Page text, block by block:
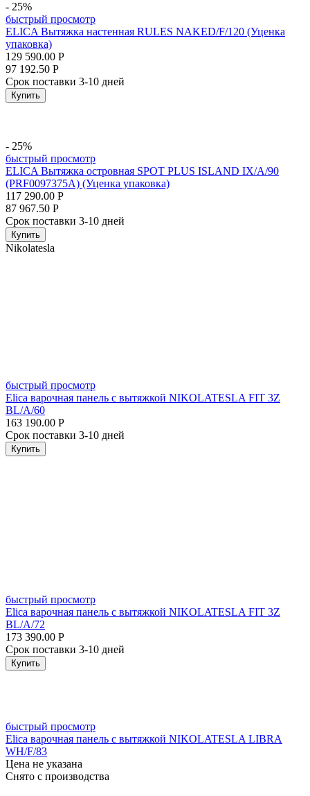
- 25%
быстрый просмотр
ELICA Вытяжка настенная RULES NAKED/F/120 (Уценка
упаковка)
129 590.00 Р
97 192.50 Р
Срок поставки 3-10 дней
Купить
- 25%
быстрый просмотр
ELICA Вытяжка островная SPOT PLUS ISLAND IX/A/90
(PRF0097375A) (Уценка упаковка)
117 290.00 Р
87 967.50 Р
Срок поставки 3-10 дней
Купить
Nikolatesla
быстрый просмотр
Elica варочная панель с вытяжкой NIKOLATESLA FIT 3Z
BL/A/60
163 190.00 Р
Срок поставки 3-10 дней
Купить
быстрый просмотр
Elica варочная панель с вытяжкой NIKOLATESLA FIT 3Z
BL/A/72
173 390.00 Р
Срок поставки 3-10 дней
Купить
быстрый просмотр
Elica варочная панель с вытяжкой NIKOLATESLA LIBRA
WH/F/83
Цена не указана
Снято с производства